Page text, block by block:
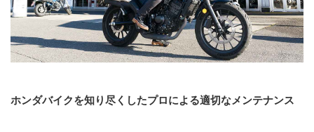
ホンダバイクを知り尽くしたプロによる適切なメンテナンス